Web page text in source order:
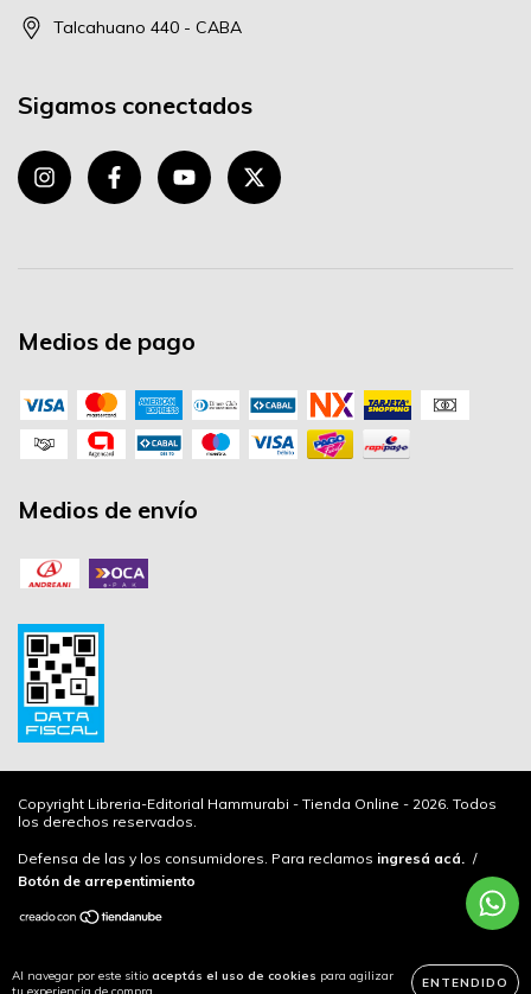
Al navegar por este sitio aceptás el uso de cookies para agilizar
tu experiencia de compra.
ENTENDIDO
Talcahuano 440 - CABA
Sigamos conectados
Medios de pago
Medios de envío
Copyright Libreria-Editorial Hammurabi - Tienda Online - 2026. Todos
los derechos reservados.
Defensa de las y los consumidores. Para reclamos ingresá acá. /
Botón de arrepentimiento